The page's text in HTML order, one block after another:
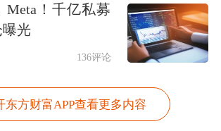
则通过《中华人民共和国
法（修订草案）》，决定
全国人大常委会审议。会议
中国人民银行法是完善我国
Meta！千亿私募
曝光
136评论
东方财富APP查看更多内容